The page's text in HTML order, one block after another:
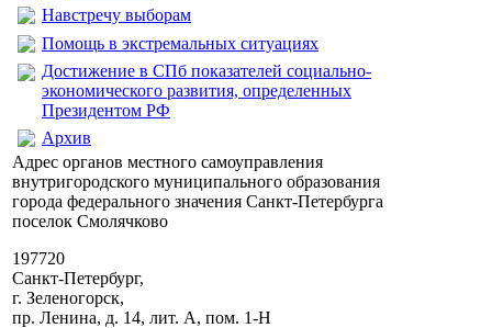
Навстречу выборам
Помощь в экстремальных ситуациях
Достижение в СПб показателей социально-
экономического развития, определенных
Президентом РФ
Архив
Адрес органов местного самоуправления
внутригородского муниципального образования
города федерального значения Санкт-Петербурга
поселок Смолячково
197720
Санкт-Петербург,
г. Зеленогорск,
пр. Ленина, д. 14, лит. А, пом. 1-Н